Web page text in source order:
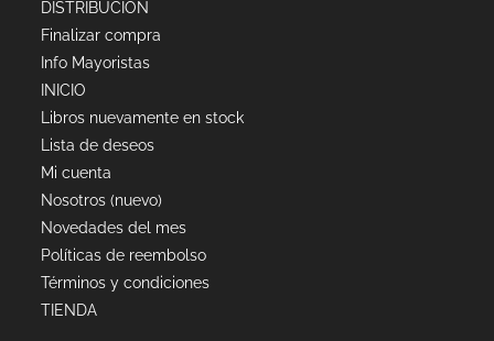
DISTRIBUCIÓN
Finalizar compra
Info Mayoristas
INICIO
Libros nuevamente en stock
Lista de deseos
Mi cuenta
Nosotros (nuevo)
Novedades del mes
Políticas de reembolso
Términos y condiciones
TIENDA